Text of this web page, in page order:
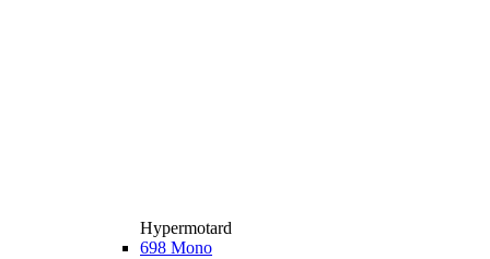
Hypermotard
698 Mono